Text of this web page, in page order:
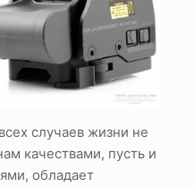
случаев жизни не
качествами, пусть и
обладает